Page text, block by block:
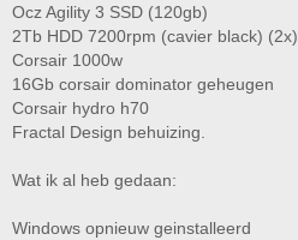
Ocz Agility 3 SSD (120gb)
2Tb HDD 7200rpm (cavier black) (2x)
Corsair 1000w
16Gb corsair dominator geheugen
Corsair hydro h70
Fractal Design behuizing.
Wat ik al heb gedaan:
Windows opnieuw geinstalleerd